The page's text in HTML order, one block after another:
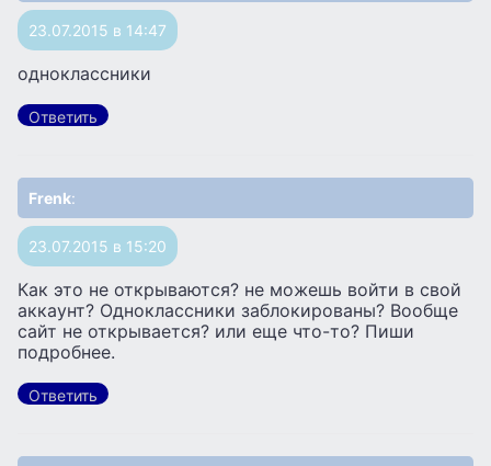
23.07.2015 в 14:47
одноклассники
Ответить
Frenk:
23.07.2015 в 15:20
Как это не открываются? не можешь войти в свой
аккаунт? Одноклассники заблокированы? Вообще
сайт не открывается? или еще что-то? Пиши
подробнее.
Ответить